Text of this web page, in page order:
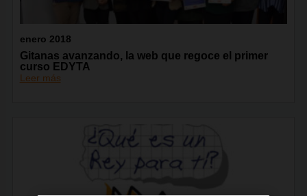
enero 2018
Gitanas avanzando, la web que regoce el primer
curso EDYTA
Leer más